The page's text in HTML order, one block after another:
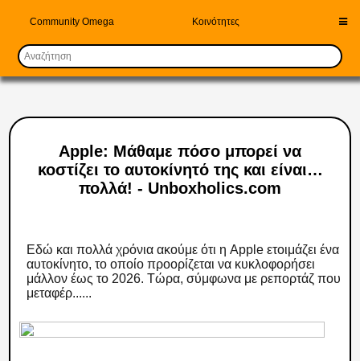
Community Omega Κοινότητες
Apple: Μάθαμε πόσο μπορεί να
κοστίζει το αυτοκίνητό της και είναι…
πολλά! - Unboxholics.com
Εδώ και πολλά χρόνια ακούμε ότι η Apple ετοιμάζει ένα
αυτοκίνητο, το οποίο προορίζεται να κυκλοφορήσει
μάλλον έως το 2026. Τώρα, σύμφωνα με ρεπορτάζ που
μεταφέρ......